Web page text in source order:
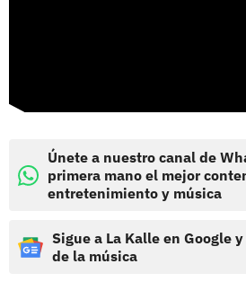
Únete a nuestro canal de
primera mano el mejor
entretenimiento y música
Sigue a La Kalle en Google
de la música